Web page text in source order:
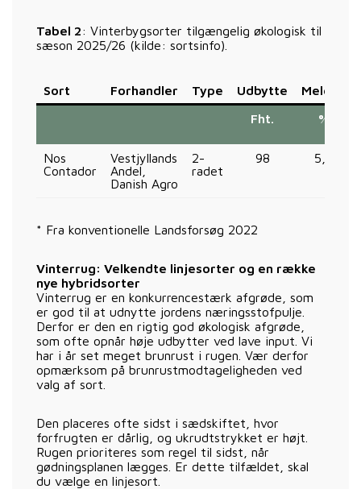
Tabel 2: Vinterbygsorter tilgængelig økologisk til
sæson 2025/26 (kilde: sortsinfo).
Sort Forhandler Type Udbytte Meldug
Fht.
%
Nos
Contador
Vestjyllands
Andel,
Danish Agro
2-
radet
98 5,0
* Fra konventionelle Landsforsøg 2022
Vinterrug: Velkendte linjesorter og en række
nye hybridsorter
Vinterrug er en konkurrencestærk afgrøde, som
er god til at udnytte jordens næringsstofpulje.
Derfor er den en rigtig god økologisk afgrøde,
som ofte opnår høje udbytter ved lave input. Vi
har i år set meget brunrust i rugen. Vær derfor
opmærksom på brunrustmodtageligheden ved
valg af sort.
Den placeres ofte sidst i sædskiftet, hvor
forfrugten er dårlig, og ukrudtstrykket er højt.
Rugen prioriteres som regel til sidst, når
gødningsplanen lægges. Er dette tilfældet, skal
du vælge en linjesort.